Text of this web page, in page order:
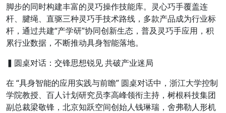
脚步的同时构建丰富的灵巧操作技能库。灵心巧手覆盖连
杆、腱绳、直驱三种灵巧手技术路线，多款产品成为行业标
杆，通过共建“产学研”协同创新生态，普及灵巧手应用，积
累行业数据，不断推动具身智能落地。
▍圆桌对话：交锋思想锐见 共破产业迷局
在 “具身智能的应用实践与前瞻” 圆桌对话中， 浙江大学控制
学院教授、百人计划研究员李高峰领衔主持， 树根科技集团
副总裁梁敬锋，北京知跃空间创始人钱琳瑞，舍弗勒人形机